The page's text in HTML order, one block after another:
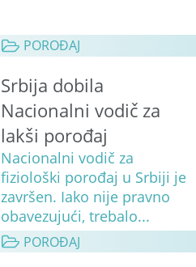
POROĐAJ
Srbija dobila
Nacionalni vodič za
lakši porođaj
Nacionalni vodič za
fiziološki porođaj u Srbiji je
završen. Iako nije pravno
obavezujući, trebalo...
POROĐAJ